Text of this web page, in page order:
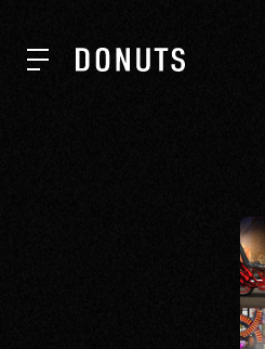
NEWS
ABOUT